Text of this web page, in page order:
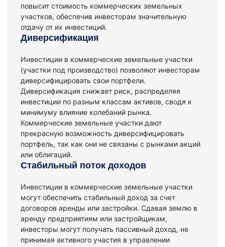
повысит стоимость коммерческих земельных
участков, обеспечив инвесторам значительную
отдачу от их инвестиций.
Диверсификация
Инвестиции в коммерческие земельные участки
(участки под производство) позволяют инвесторам
диверсифицировать свои портфели.
Диверсификация снижает риск, распределяя
инвестиции по разным классам активов, сводя к
минимуму влияние колебаний рынка.
Коммерческие земельные участки дают
прекрасную возможность диверсифицировать
портфель, так как они не связаны с рынками акций
или облигаций.
Стабильный поток доходов
Инвестиции в коммерческие земельные участки
могут обеспечить стабильный доход за счет
договоров аренды или застройки. Сдавая землю в
аренду предприятиям или застройщикам,
инвесторы могут получать пассивный доход, не
принимая активного участия в управлении